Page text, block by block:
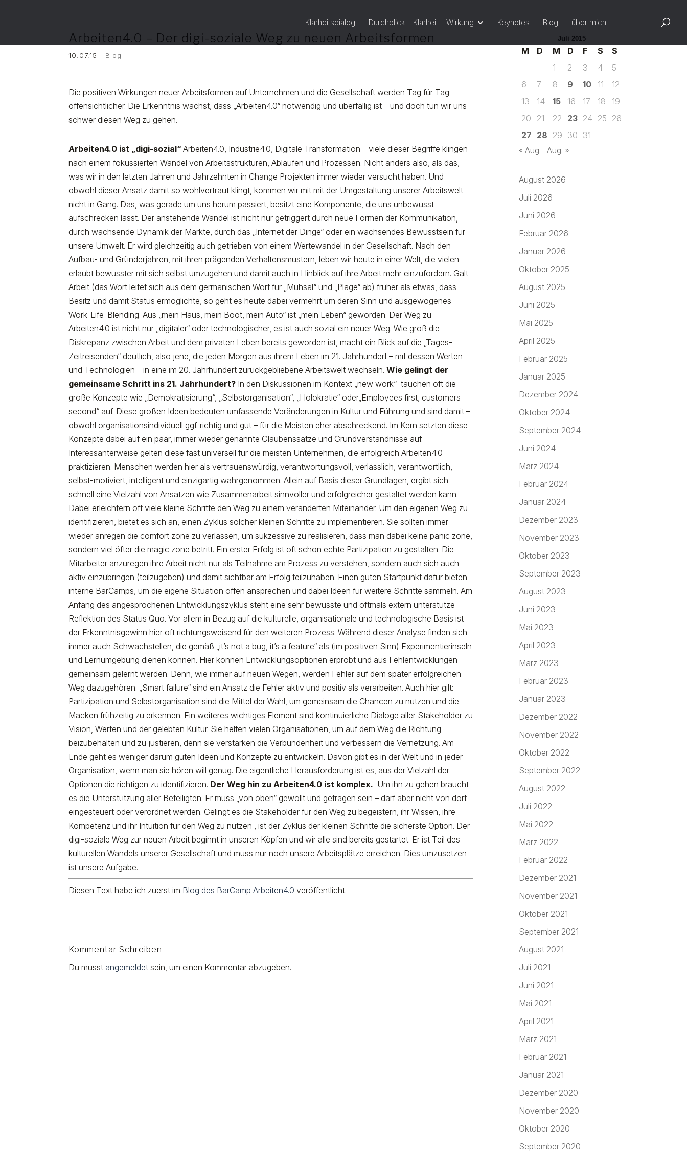
Klarheitsdialog Durchblick – Klarheit – Wirkung Keynotes Blog über mich
Arbeiten4.0 – Der digi-soziale Weg zu neuen Arbeitsformen
10.07.15 Blog
Die positiven Wirkungen neuer Arbeitsformen auf Unternehmen und die Gesellschaft werden Tag für Tag
offensichtlicher. Die Erkenntnis wächst, dass „Arbeiten4.0“ notwendig und überfällig ist – und doch tun wir uns
schwer diesen Weg zu gehen.
Arbeiten4.0 ist „digi-sozial“ Arbeiten4.0, Industrie4.0, Digitale Transformation – viele dieser Begriffe klingen
nach einem fokussierten Wandel von Arbeitsstrukturen, Abläufen und Prozessen. Nicht anders also, als das,
was wir in den letzten Jahren und Jahrzehnten in Change Projekten immer wieder versucht haben. Und
obwohl dieser Ansatz damit so wohlvertraut klingt, kommen wir mit mit der Umgestaltung unserer Arbeitswelt
nicht in Gang. Das, was gerade um uns herum passiert, besitzt eine Komponente, die uns unbewusst
aufschrecken lässt. Der anstehende Wandel ist nicht nur getriggert durch neue Formen der Kommunikation,
durch wachsende Dynamik der Märkte, durch das „Internet der Dinge“ oder ein wachsendes Bewusstsein für
unsere Umwelt. Er wird gleichzeitig auch getrieben von einem Wertewandel in der Gesellschaft. Nach den
Aufbau- und Gründerjahren, mit ihren prägenden Verhaltensmustern, leben wir heute in einer Welt, die vielen
erlaubt bewusster mit sich selbst umzugehen und damit auch in Hinblick auf ihre Arbeit mehr einzufordern. Galt
Arbeit (das Wort leitet sich aus dem germanischen Wort für „Mühsal“ und „Plage“ ab) früher als etwas, dass
Besitz und damit Status ermöglichte, so geht es heute dabei vermehrt um deren Sinn und ausgewogenes
Work-Life-Blending. Aus „mein Haus, mein Boot, mein Auto“ ist „mein Leben“ geworden. Der Weg zu
Arbeiten4.0 ist nicht nur „digitaler“ oder technologischer, es ist auch sozial ein neuer Weg. Wie groß die
Diskrepanz zwischen Arbeit und dem privaten Leben bereits geworden ist, macht ein Blick auf die „Tages-
Zeitreisenden“ deutlich, also jene, die jeden Morgen aus ihrem Leben im 21. Jahrhundert – mit dessen Werten
und Technologien – in eine im 20. Jahrhundert zurückgebliebene Arbeitswelt wechseln.Wie gelingt der
gemeinsame Schritt ins 21. Jahrhundert? In den Diskussionen im Kontext „new work“ tauchen oft die
große Konzepte wie „Demokratisierung“, „Selbstorganisation“, „Holokratie“ oder„Employees first, customers
second“ auf. Diese großen Ideen bedeuten umfassende Veränderungen in Kultur und Führung und sind damit –
obwohl organisationsindividuell ggf. richtig und gut – für die Meisten eher abschreckend. Im Kern setzten diese
Konzepte dabei auf ein paar, immer wieder genannte Glaubenssätze und Grundverständnisse auf.
Interessanterweise gelten diese fast universell für die meisten Unternehmen, die erfolgreich Arbeiten4.0
praktizieren. Menschen werden hier als vertrauenswürdig, verantwortungsvoll, verlässlich, verantwortlich,
selbst-motiviert, intelligent und einzigartig wahrgenommen. Allein auf Basis dieser Grundlagen, ergibt sich
schnell eine Vielzahl von Ansätzen wie Zusammenarbeit sinnvoller und erfolgreicher gestaltet werden kann.
Dabei erleichtern oft viele kleine Schritte den Weg zu einem veränderten Miteinander. Um deneigenen Weg zu
identifizieren, bietet es sich an, einen Zyklus solcher kleinen Schritte zu implementieren. Sie sollten immer
wieder anregen diecomfort zone zu verlassen, um sukzessive zu realisieren, dass man dabei keinepanic zone,
sondern viel öfter diemagic zonebetritt. Ein erster Erfolg ist oft schon echte Partizipation zu gestalten. Die
Mitarbeiter anzuregen ihre Arbeit nicht nur als Teilnahme am Prozess zu verstehen, sondern auch sich auch
aktiv einzubringen (teilzugeben) und damit sichtbar am Erfolgteilzuhaben. Einen guten Startpunkt dafür bieten
interne BarCamps, um die eigene Situation offen ansprechen und dabei Ideen für weitere Schritte sammeln. Am
Anfang des angesprochenen Entwicklungszyklus steht eine sehr bewusste und oftmals extern unterstütze
Reflektion des Status Quo. Vor allem in Bezug auf die kulturelle, organisationale und technologische Basis ist
der Erkenntnisgewinn hier oft richtungsweisend für den weiteren Prozess. Während dieser Analyse finden sich
immer auch Schwachstellen, die gemäß „it’s not a bug, it’s a feature“ als (im positiven Sinn) Experimentierinseln
und Lernumgebung dienen können. Hier können Entwicklungsoptionen erprobt und aus Fehlentwicklungen
gemeinsam gelernt werden. Denn, wie immer auf neuen Wegen, werden Fehler auf dem später erfolgreichen
Weg dazugehören. „Smart failure“ sind ein Ansatz die Fehler aktiv und positiv als verarbeiten. Auch hier gilt:
Partizipation und Selbstorganisation sind die Mittel der Wahl, um gemeinsam die Chancen zu nutzen und die
Macken frühzeitig zu erkennen. Ein weiteres wichtiges Element sind kontinuierliche Dialoge aller Stakeholder zu
Vision, Werten und der gelebten Kultur. Sie helfen vielen Organisationen, um auf dem Weg die Richtung
beizubehalten und zu justieren, denn sie verstärken die Verbundenheit und verbessern die Vernetzung. Am
Ende geht es weniger darum guten Ideen und Konzepte zu entwickeln. Davon gibt es in der Welt und in jeder
Organisation, wenn man sie hören will genug. Die eigentliche Herausforderung ist es, aus der Vielzahl der
Optionen die richtigen zu identifizieren. Der Weg hin zu Arbeiten4.0 ist komplex. Um ihn zu gehen braucht
es die Unterstützung aller Beteiligten. Er muss „von oben“ gewollt und getragen sein – darf aber nicht von dort
eingesteuert oder verordnet werden. Gelingt es die Stakeholder für den Weg zu begeistern, ihr Wissen, ihre
Kompetenz und ihr Intuition für den Weg zu nutzen , ist der Zyklus der kleinen Schritte die sicherste Option. Der
digi-soziale Weg zur neuen Arbeit beginnt in unseren Köpfen und wir alle sind bereits gestartet. Er ist Teil des
kulturellen Wandels unserer Gesellschaft und muss nur noch unsere Arbeitsplätze erreichen. Dies umzusetzen
ist unsere Aufgabe.
Diesen Text habe ich zuerst im Blog des BarCamp Arbeiten4.0 veröffentlicht.
Kommentar Schreiben
Du musst angemeldet sein, um einen Kommentar abzugeben.
Juli 2015
M D M D F S
S
1
2 3 4
5
6
7 8 9 10 11
12
13
14 15 16 17 18
19
20
21 22 23 24 25 26
27 28 29 30 31
« Aug.
Aug. »
August 2026
Juli 2026
Juni 2026
Februar 2026
Januar 2026
Oktober 2025
August 2025
Juni 2025
Mai 2025
April 2025
Februar 2025
Januar 2025
Dezember 2024
Oktober 2024
September 2024
Juni 2024
März 2024
Februar 2024
Januar 2024
Dezember 2023
November 2023
Oktober 2023
September 2023
August 2023
Juni 2023
Mai 2023
April 2023
März 2023
Februar 2023
Januar 2023
Dezember 2022
November 2022
Oktober 2022
September 2022
August 2022
Juli 2022
Mai 2022
März 2022
Februar 2022
Dezember 2021
November 2021
Oktober 2021
September 2021
August 2021
Juli 2021
Juni 2021
Mai 2021
April 2021
März 2021
Februar 2021
Januar 2021
Dezember 2020
November 2020
Oktober 2020
September 2020